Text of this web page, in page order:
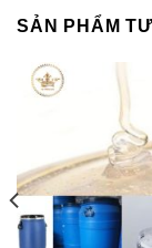
SẢN PHẨM